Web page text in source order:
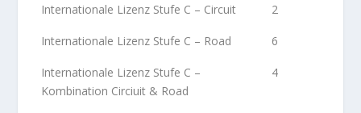
Internationale Lizenz Stufe C – Circuit 2
Internationale Lizenz Stufe C – Road 6
Internationale Lizenz Stufe C –
Kombination Circiuit & Road
4